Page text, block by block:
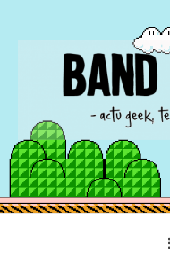
BAND
Actu Geek d'hier et